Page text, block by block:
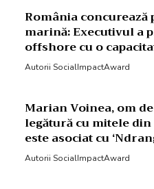
România
marină: Executivul a
offshore cu o
Autorii SocialImpactAward
Marian Voinea, om
legătură cu mitele
este asociat cu
Autorii SocialImpactAward